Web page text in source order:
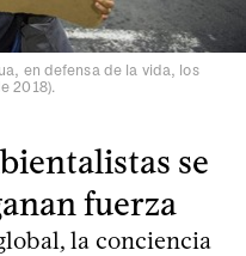
en defensa de la vida, los
2018).
se
fuerza
la conciencia